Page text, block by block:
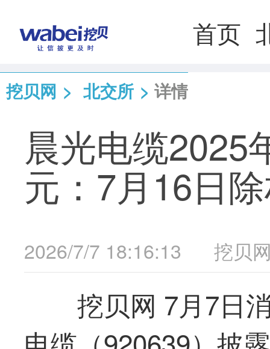
首页
挖贝网 > 北交所 > 详情
晨光电缆2025
元：7月16日
2026/7/7 18:16:13 挖贝
挖贝网 7月7日